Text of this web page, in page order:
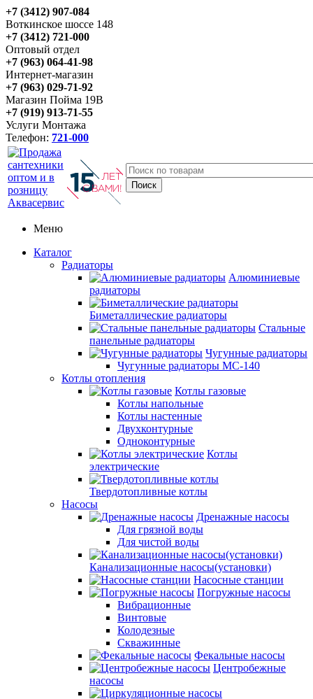
+7 (3412) 907-084
Воткинское шоссе 148
+7 (3412) 721-000
Оптовый отдел
+7 (963) 064-41-98
Интернет-магазин
+7 (963) 029-71-92
Магазин Пойма 19В
+7 (919) 913-71-55
Услуги Монтажа
Телефон: 721-000
Меню
Каталог
Радиаторы
Алюминиевые
радиаторы
Биметаллические радиаторы
Стальные
панельные радиаторы
Чугунные радиаторы
Чугунные радиаторы МС-140
Котлы отопления
Котлы газовые
Котлы напольные
Котлы настенные
Двухконтурные
Одноконтурные
Котлы
электрические
Твердотопливные котлы
Насосы
Дренажные насосы
Для грязной воды
Для чистой воды
Канализационные насосы(установки)
Насосные станции
Погружные насосы
Вибрационные
Винтовые
Колодезные
Скважинные
Фекальные насосы
Центробежные
насосы